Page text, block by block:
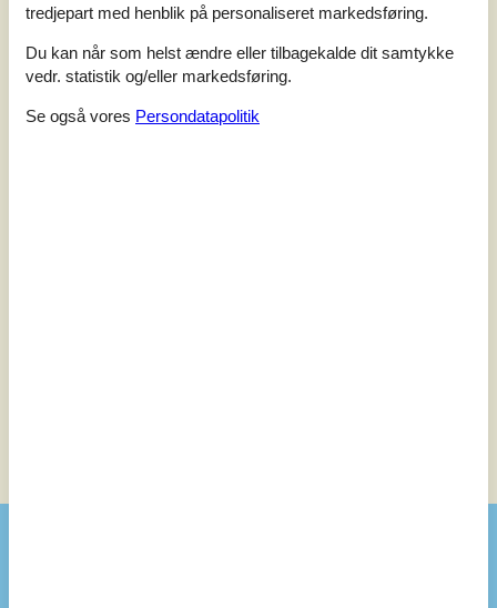
3,0 Baseret på1vurdering
Vurderet d. 13-05-2023
tredjepart med henblik på personaliseret markedsføring.
Du kan når som helst ændre eller tilbagekalde dit samtykke
vedr. statistik og/eller markedsføring.
Se også vores Persondatapolitik